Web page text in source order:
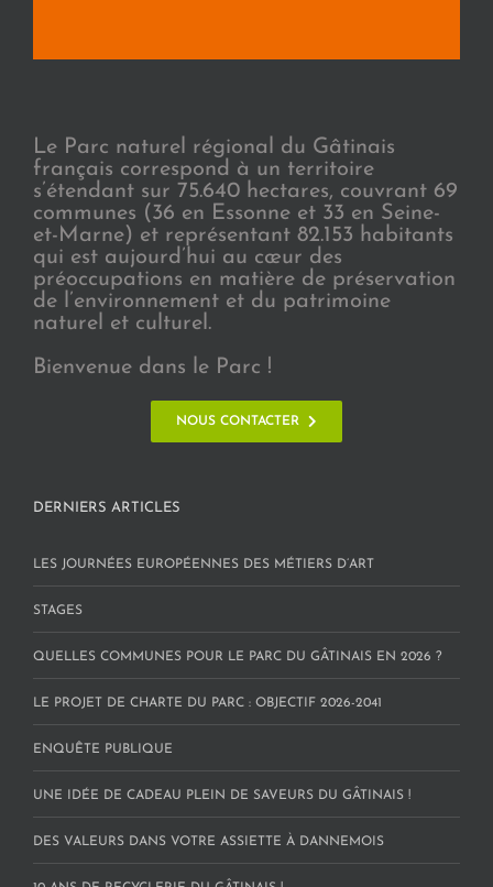
Le Parc naturel régional du Gâtinais
français correspond à un territoire
s’étendant sur 75.640 hectares, couvrant 69
communes (36 en Essonne et 33 en Seine-
et-Marne) et représentant 82.153 habitants
qui est aujourd’hui au cœur des
préoccupations en matière de préservation
de l’environnement et du patrimoine
naturel et culturel.
Bienvenue dans le Parc !
NOUS CONTACTER
DERNIERS ARTICLES
LES JOURNÉES EUROPÉENNES DES MÉTIERS D’ART
STAGES
QUELLES COMMUNES POUR LE PARC DU GÂTINAIS EN 2026 ?
LE PROJET DE CHARTE DU PARC : OBJECTIF 2026-2041
ENQUÊTE PUBLIQUE
UNE IDÉE DE CADEAU PLEIN DE SAVEURS DU GÂTINAIS !
DES VALEURS DANS VOTRE ASSIETTE À DANNEMOIS